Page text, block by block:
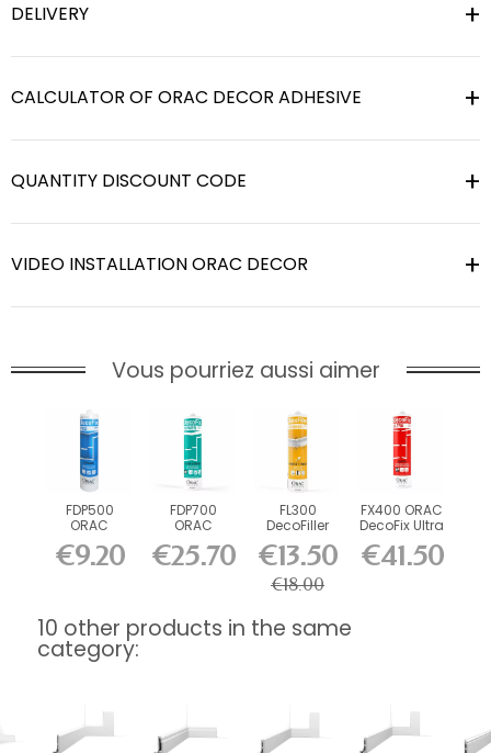
DELIVERY
CALCULATOR OF ORAC DECOR ADHESIVE
QUANTITY DISCOUNT CODE
VIDEO INSTALLATION ORAC DECOR
Vous pourriez aussi aimer
FDP500
ORAC
DecoFix Pro
310 ml
€9.20
FDP700
ORAC
DecoFix
Power 290
ml
€25.70
FL300
DecoFiller
€13.50
€18.00
FX400 ORAC
DecoFix Ultra
€41.50
10 other products in the same
category: